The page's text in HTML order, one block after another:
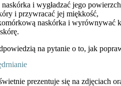
i wygładzać jego
i przywracać jej miękkość,
naskórka i wyrównywać
na pytanie o to, jak
prezentuje się na zdjęciach